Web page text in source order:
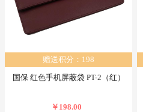
赠送积分：198
国保 红色手机屏蔽袋 PT-2（红）
￥198.00